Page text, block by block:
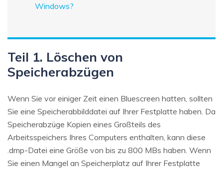
Windows?
Teil 1. Löschen von
Speicherabzügen
Wenn Sie vor einiger Zeit einen Bluescreen hatten, sollten
Sie eine Speicherabbilddatei auf Ihrer Festplatte haben. Da
Speicherabzüge Kopien eines Großteils des
Arbeitsspeichers Ihres Computers enthalten, kann diese
.dmp-Datei eine Größe von bis zu 800 MBs haben. Wenn
Sie einen Mangel an Speicherplatz auf Ihrer Festplatte